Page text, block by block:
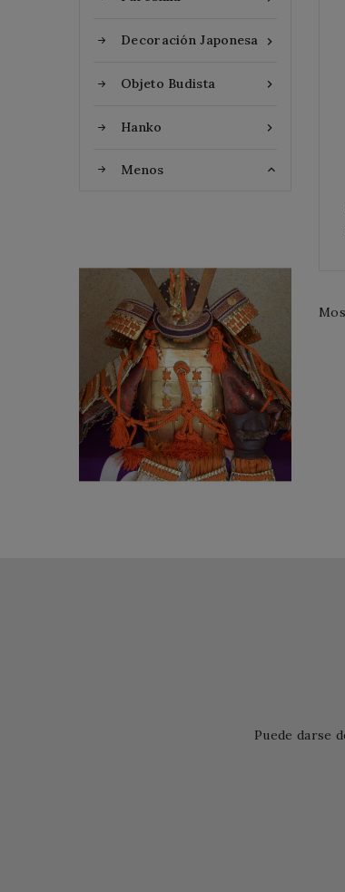

Decoración Japonesa

Objeto Budista

Hanko
Menos 
Flat Discount
Homemade Gloves
Puede darse